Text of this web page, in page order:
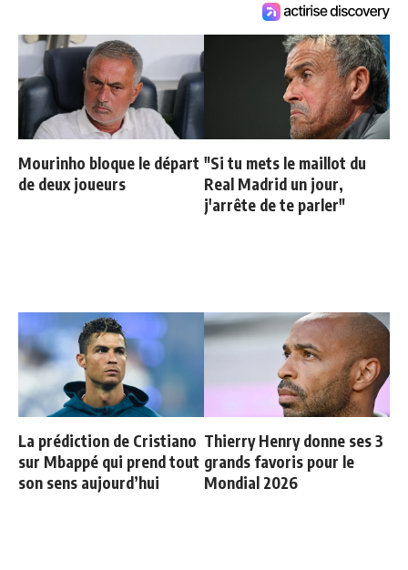
Mourinho bloque le départ
de deux joueurs
"Si tu mets le maillot du
Real Madrid un jour,
j'arrête de te parler"
La prédiction de Cristiano
sur Mbappé qui prend tout
son sens aujourd’hui
Thierry Henry donne ses 3
grands favoris pour le
Mondial 2026